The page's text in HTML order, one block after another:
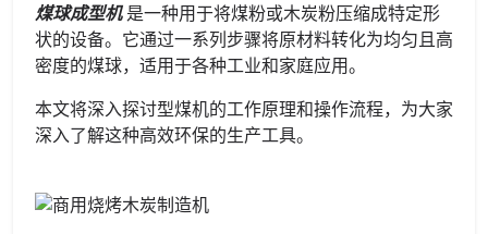
煤球成型机是一种用于将煤粉或木炭粉压缩成特定形
状的设备。它通过一系列步骤将原材料转化为均匀且高
密度的煤球，适用于各种工业和家庭应用。
本文将深入探讨型煤机的工作原理和操作流程，为大家
深入了解这种高效环保的生产工具。